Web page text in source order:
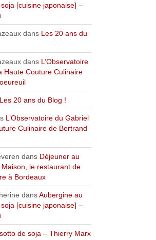
[cuisine japonaise] –
dans Les 20 ans du
dans L’Observatoire
Haute Couture Culinaire
Les 20 ans du Blog !
L’Observatoire du Gabriel
Culinaire de Bertrand
dans Déjeuner au
le restaurant de
à Bordeaux
dansAubergine au
[cuisine japonaise] –
de soja – Thierry Marx